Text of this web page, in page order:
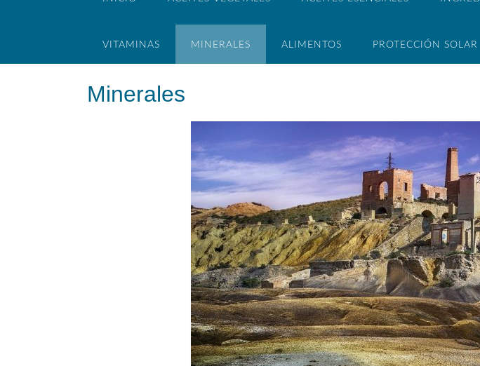
VITAMINAS MINERALES ALIMENTOS PROTECCIÓN SOLAR
Minerales